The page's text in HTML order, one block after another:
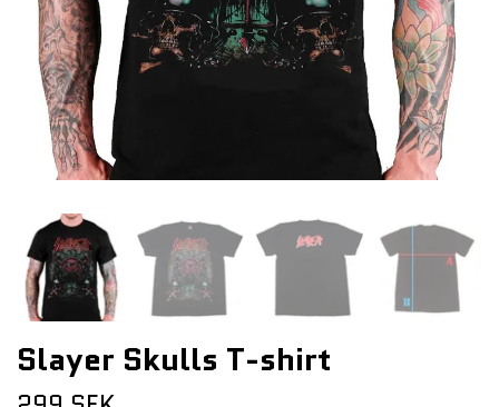
Slayer Skulls T-shirt